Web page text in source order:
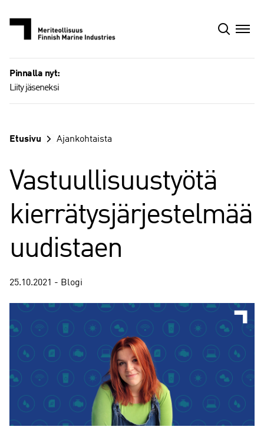
sisältöön
Pinnalla nyt:
Liity jäseneksi
Etusivu Ajankohtaista
Vastuullisuustyötä
kierrätysjärjestelmää
uudistaen
25.10.2021 - Blogi